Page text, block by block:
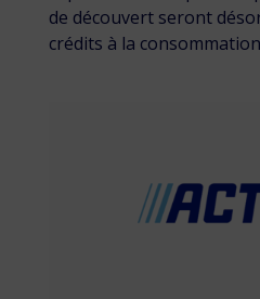
de découvert seront
crédits à la